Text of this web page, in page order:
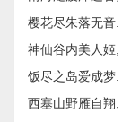
樱花尽朱落无音.
神仙谷内美人姬,
饭尽之岛爱成梦.
西塞山野雁自翔,